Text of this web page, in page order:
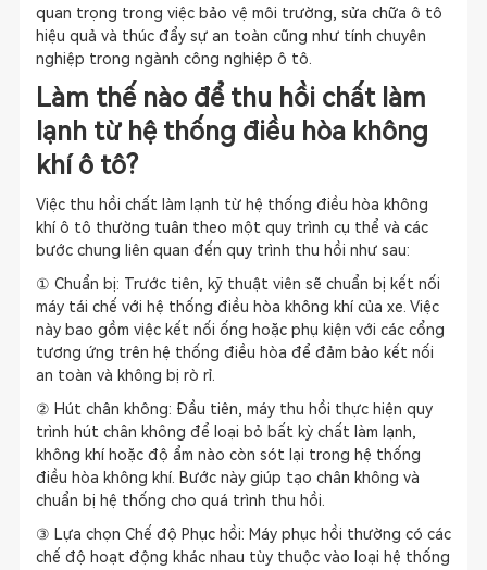
quan trọng trong việc bảo vệ môi trường, sửa chữa ô tô
hiệu quả và thúc đẩy sự an toàn cũng như tính chuyên
nghiệp trong ngành công nghiệp ô tô.
Làm thế nào để thu hồi chất làm
lạnh từ hệ thống điều hòa không
khí ô tô?
Việc thu hồi chất làm lạnh từ hệ thống điều hòa không
khí ô tô thường tuân theo một quy trình cụ thể và các
bước chung liên quan đến quy trình thu hồi như sau:
① Chuẩn bị: Trước tiên, kỹ thuật viên sẽ chuẩn bị kết nối
máy tái chế với hệ thống điều hòa không khí của xe. Việc
này bao gồm việc kết nối ống hoặc phụ kiện với các cổng
tương ứng trên hệ thống điều hòa để đảm bảo kết nối
an toàn và không bị rò rỉ.
② Hút chân không: Đầu tiên, máy thu hồi thực hiện quy
trình hút chân không để loại bỏ bất kỳ chất làm lạnh,
không khí hoặc độ ẩm nào còn sót lại trong hệ thống
điều hòa không khí. Bước này giúp tạo chân không và
chuẩn bị hệ thống cho quá trình thu hồi.
③ Lựa chọn Chế độ Phục hồi: Máy phục hồi thường có các
chế độ hoạt động khác nhau tùy thuộc vào loại hệ thống